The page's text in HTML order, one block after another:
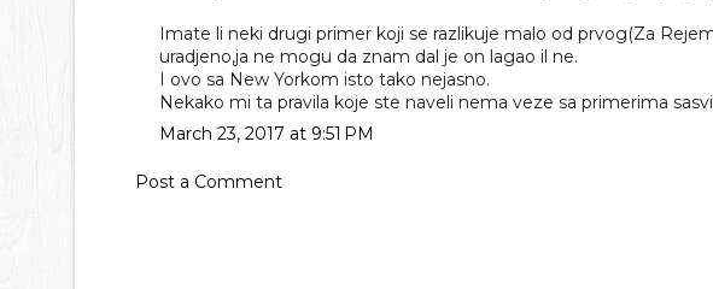
Imate li neki drugi primer koji se razlikuje malo od prvog(Za
uradjeno,ja ne mogu da znam dal je on lagao il ne.
I ovo sa New Yorkom isto tako nejasno.
Nekako mi ta pravila koje ste naveli nema veze sa primerima
March 23, 2017 at 9:51 PM
Post a Comment